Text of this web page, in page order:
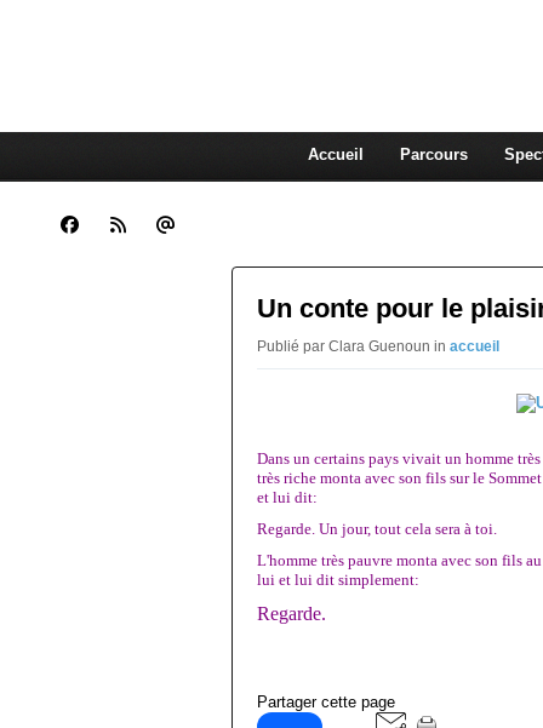
Accueil Parcours
Un conte pour le
Publié par Clara Guenoun in accueil
Dans un certains pays vivait un homme
très riche monta avec son fils sur le
et lui dit:
Regarde. Un jour, tout cela sera à toi.
L'homme très pauvre monta avec son fils
lui et lui dit simplement:
Regarde.
Partager cette page